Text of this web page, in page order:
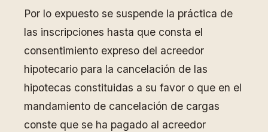
Por lo expuesto se suspende la práctica de
las inscripciones hasta que consta el
consentimiento expreso del acreedor
hipotecario para la cancelación de las
hipotecas constituidas a su favor o que en el
mandamiento de cancelación de cargas
conste que se ha pagado al acreedor